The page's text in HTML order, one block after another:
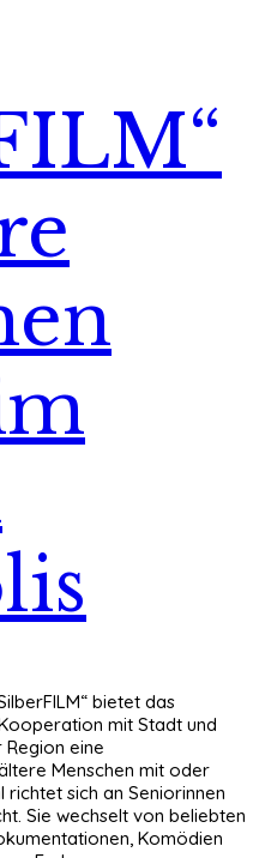
bietet das
mit Stadt und
eine
Menschen mit oder
richtet sich an Seniorinnen
Sie wechselt von beliebten
Komödien